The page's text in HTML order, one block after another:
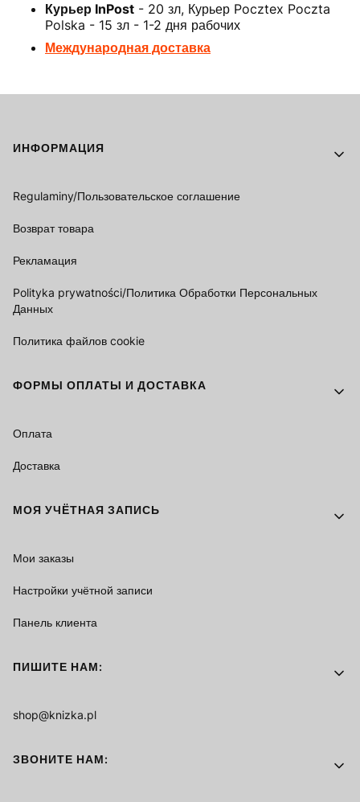
Курьер InPost - 20 зл, Курьер Pocztex Poczta
Polska - 15 зл - 1-2 дня рабочих
Международная доставка
Footer menu
ИНФОРМАЦИЯ
Regulaminy/Пользовательское соглашение
Возврат товара
Рекламация
Polityka prywatności/Политика Обработки Персональных
Данных
Политика файлов cookie
ФОРМЫ ОПЛАТЫ И ДОСТАВКА
Оплата
Доставка
МОЯ УЧЁТНАЯ ЗАПИСЬ
Мои заказы
Настройки учётной записи
Панель клиента
ПИШИТЕ НАМ:
shop@knizka.pl
ЗВОНИТЕ НАМ: